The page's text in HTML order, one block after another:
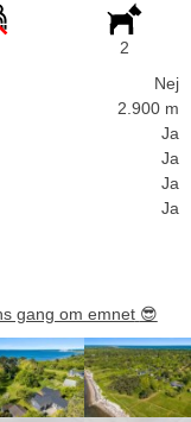
2
Nej
2.900 m
Ja
Ja
Ja
Ja
gang om emnet 😎